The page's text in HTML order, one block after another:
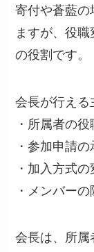
寄付や蒼藍の
ますが、役
の役割です。
会長が行える
・所属者の役
・参加申請の
・加入方式の
・メンバーの
会長は、所属